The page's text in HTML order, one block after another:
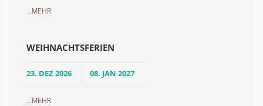
...MEHR
WEIHNACHTSFERIEN
23. DEZ 2026 08. JAN 2027
...MEHR